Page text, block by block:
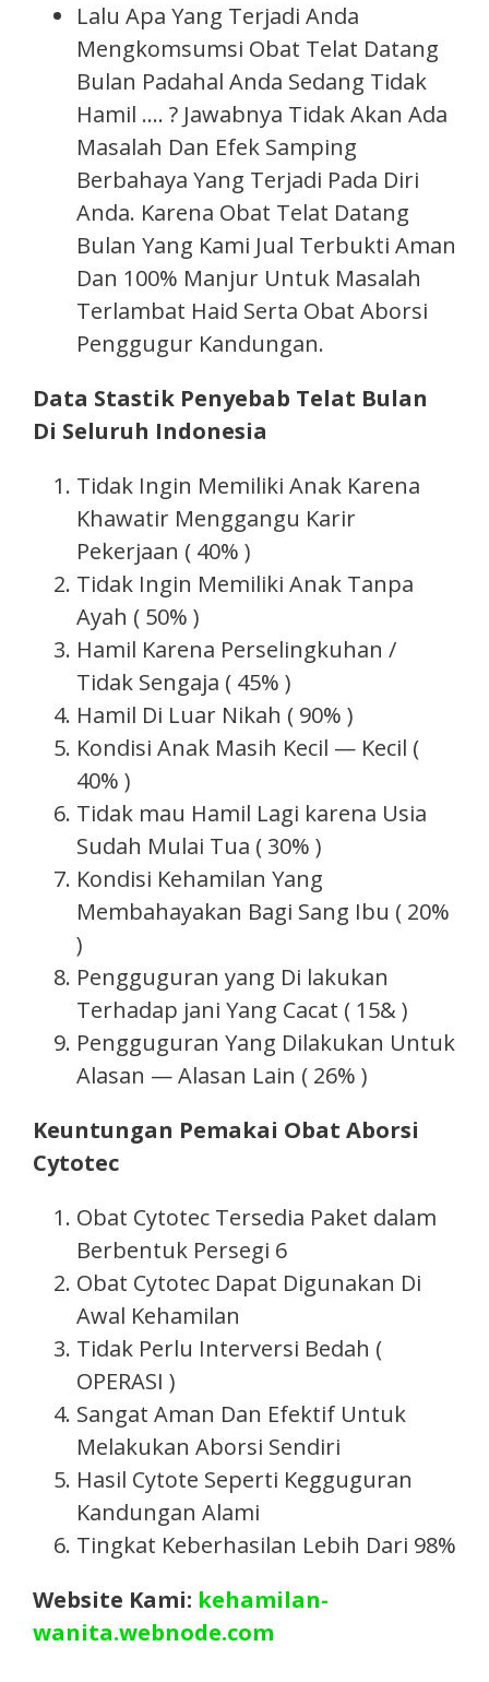
Lalu Apa Yang Terjadi Anda
Mengkomsumsi Obat Telat Datang
Bulan Padahal Anda Sedang Tidak
Hamil …. ? Jawabnya Tidak Akan Ada
Masalah Dan Efek Samping
Berbahaya Yang Terjadi Pada Diri
Anda. Karena Obat Telat Datang
Bulan Yang Kami Jual Terbukti Aman
Dan 100% Manjur Untuk Masalah
Terlambat Haid Serta Obat Aborsi
Penggugur Kandungan.
Data Stastik Penyebab Telat Bulan
Di Seluruh Indonesia
Tidak Ingin Memiliki Anak Karena
Khawatir Menggangu Karir
Pekerjaan ( 40% )
Tidak Ingin Memiliki Anak Tanpa
Ayah ( 50% )
Hamil Karena Perselingkuhan /
Tidak Sengaja ( 45% )
Hamil Di Luar Nikah ( 90% )
Kondisi Anak Masih Kecil — Kecil (
40% )
Tidak mau Hamil Lagi karena Usia
Sudah Mulai Tua ( 30% )
Kondisi Kehamilan Yang
Membahayakan Bagi Sang Ibu ( 20%
)
Pengguguran yang Di lakukan
Terhadap jani Yang Cacat ( 15& )
Pengguguran Yang Dilakukan Untuk
Alasan — Alasan Lain ( 26% )
Keuntungan Pemakai Obat Aborsi
Cytotec
Obat Cytotec Tersedia Paket dalam
Berbentuk Persegi 6
Obat Cytotec Dapat Digunakan Di
Awal Kehamilan
Tidak Perlu Interversi Bedah (
OPERASI )
Sangat Aman Dan Efektif Untuk
Melakukan Aborsi Sendiri
Hasil Cytote Seperti Kegguguran
Kandungan Alami
Tingkat Keberhasilan Lebih Dari 98%
Website Kami: kehamilan-
wanita.webnode.com